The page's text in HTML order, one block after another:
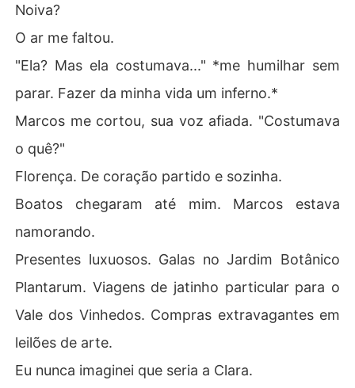
Noiva?
O ar me faltou.
"Ela? Mas ela costumava..." *me humilhar sem
parar. Fazer da minha vida um inferno.*
Marcos me cortou, sua voz afiada. "Costumava
o quê?"
Florença. De coração partido e sozinha.
Boatos chegaram até mim. Marcos estava
namorando.
Presentes luxuosos. Galas no Jardim Botânico
Plantarum. Viagens de jatinho particular para o
Vale dos Vinhedos. Compras extravagantes em
leilões de arte.
Eu nunca imaginei que seria a Clara.